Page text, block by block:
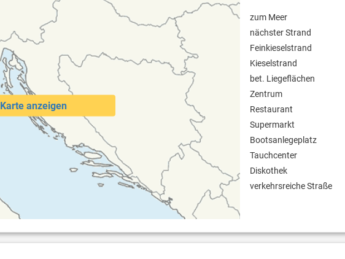
Karte anzeigen
zum Meer
nächster Strand
Feinkieselstrand
Kieselstrand
bet. Liegeflächen
Zentrum
Restaurant
Supermarkt
Bootsanlegeplatz
Tauchcenter
Diskothek
verkehrsreiche Straße